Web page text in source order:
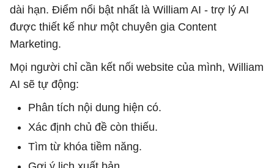
dài hạn. Điểm nổi bật nhất là William AI - trợ lý AI
được thiết kế như một chuyên gia Content
Marketing.
Mọi người chỉ cần kết nối website của mình, William
AI sẽ tự động:
Phân tích nội dung hiện có.
Xác định chủ đề còn thiếu.
Tìm từ khóa tiềm năng.